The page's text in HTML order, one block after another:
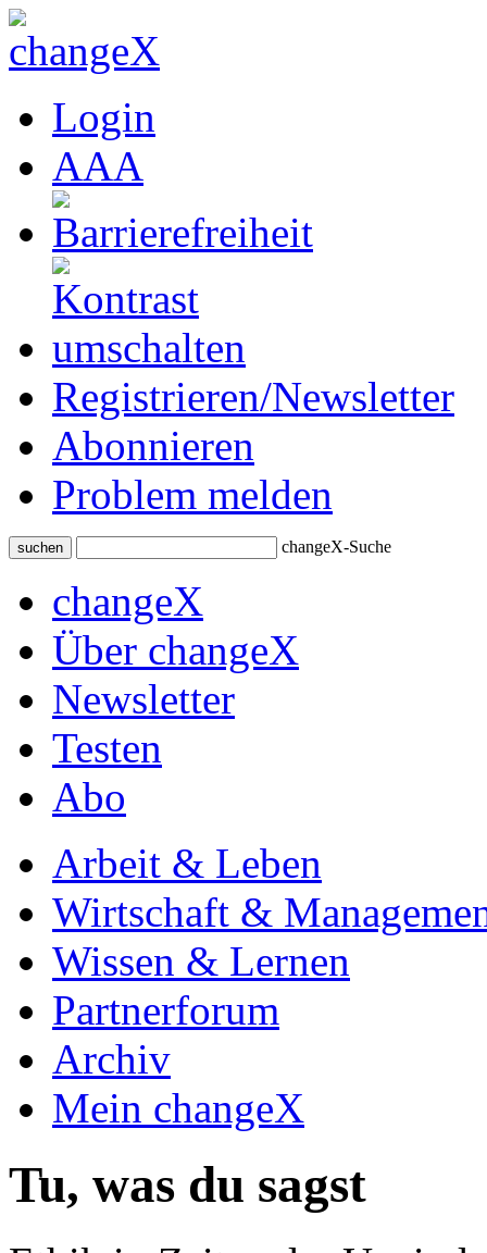
Login
AAA
Registrieren/Newsletter
Abonnieren
Problem melden
suchen changeX-Suche
changeX
Über changeX
Newsletter
Testen
Abo
Arbeit & Leben
Wirtschaft &
Wissen & Lernen
Partnerforum
Archiv
Mein changeX
Tu, was du sagst